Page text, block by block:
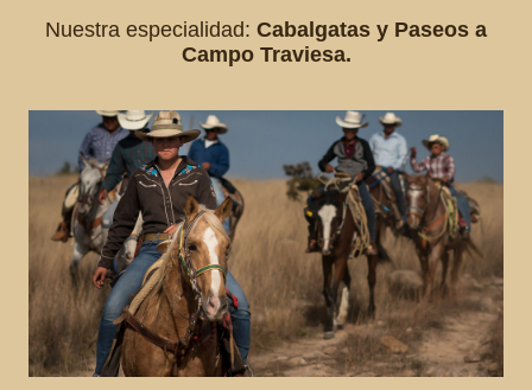
Nuestra especialidad: Cabalgatas y Paseos a
Campo Traviesa.